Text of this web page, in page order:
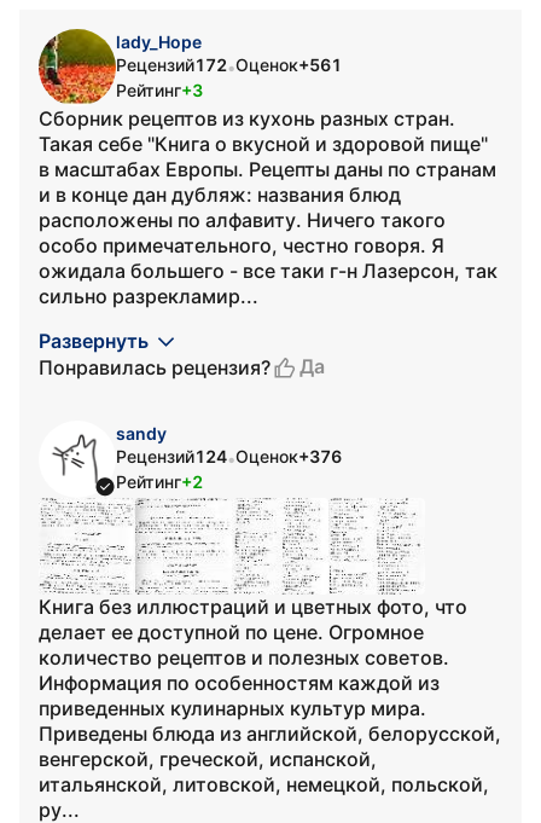
lady_Hope
Рецензий172•Оценок+561
Рейтинг+3
Сборник рецептов из кухонь разных стран.
Такая себе "Книга о вкусной и здоровой пище"
в масштабах Европы. Рецепты даны по странам
и в конце дан дубляж: названия блюд
расположены по алфавиту. Ничего такого
особо примечательного, честно говоря. Я
ожидала большего - все таки г-н Лазерсон, так
сильно разрекламир...
Развернуть
Понравилась рецензия?
Да
sandy
Рецензий124•Оценок+376
Рейтинг+2
Книга без иллюстраций и цветных фото, что
делает ее доступной по цене. Огромное
количество рецептов и полезных советов.
Информация по особенностям каждой из
приведенных кулинарных культур мира.
Приведены блюда из английской, белорусской,
венгерской, греческой, испанской,
итальянской, литовской, немецкой, польской,
ру...